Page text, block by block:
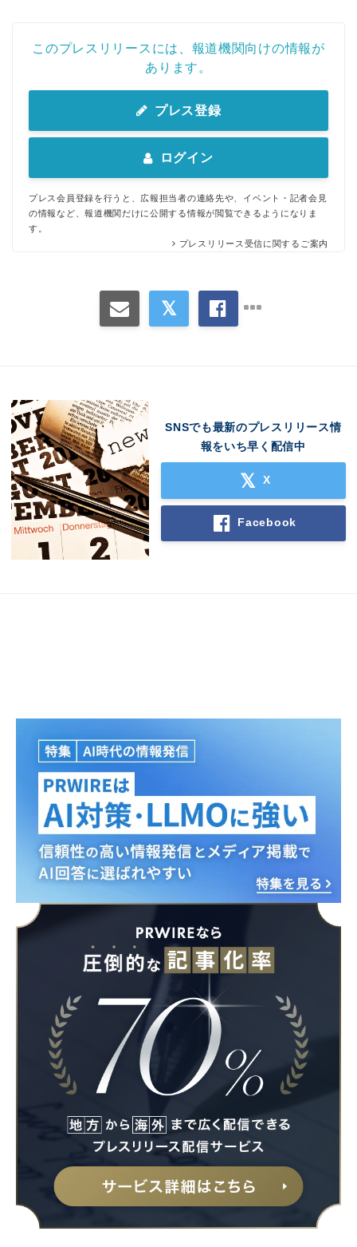
このプレスリリースには、報道機関向けの情報が
あります。
プレス登録
ログイン
プレス会員登録を行うと、広報担当者の連絡先や、イベント・記者会見
の情報など、報道機関だけに公開する情報が閲覧できるようになりま
す。
プレスリリース受信に関するご案内
SNSでも最新のプレスリリース情
報をいち早く配信中
X
Facebook
Japanese
English